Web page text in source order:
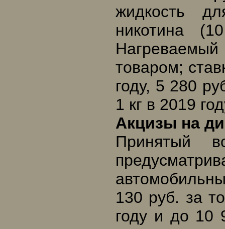
жидкость
никотина
товаром;
году, 5 280
1 кг в 2019
Акцизы на
Принятый
130 руб. за
году и до 10